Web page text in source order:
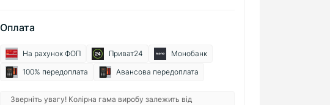
Оплата
На рахунок ФОП Приват24
Монобанк
100% передоплата
Авансова передоплата
Зверніть увагу! Колірна гама виробу залежить від